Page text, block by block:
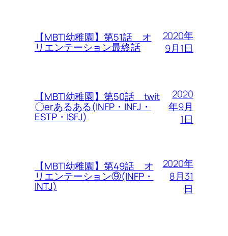
【MBTI幼稚園】第51話 オ
リエンテーション最終話
2020年
9月1日
【MBTI幼稚園】第50話 twit
〇erあるある(INFP・INFJ・
ESTP・ISFJ)
2020
年9月
1日
【MBTI幼稚園】第49話 オ
リエンテーション⑨(INFP・
INTJ)
2020年
8月31
日